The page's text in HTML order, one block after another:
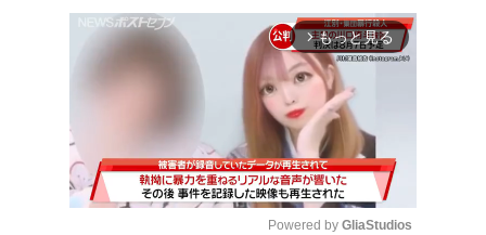
arrow_forward_ios もっと見る
Powered by GliaStudios